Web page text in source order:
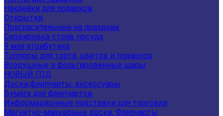
Наклейки для подарков
Открытки
Пригласительные на праздник
Сервировка стола, посуда
9 мая атрибутика
Топперы для торта, цветов и подарков
Воздушные и фольгированные шары
НОВЫЙ ГОД
Доски,флипчарты, аксессуары
Бумага для флипчартов
Информационные подставки для торговли
Магнитно-маркерные доски, Флипчарты